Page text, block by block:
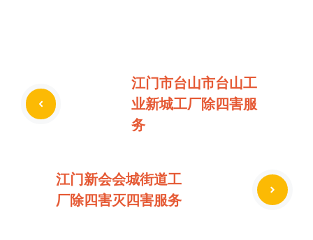
江门市台山市台山工
业新城工厂除四害服
务
江门新会会城街道工
厂除四害灭四害服务